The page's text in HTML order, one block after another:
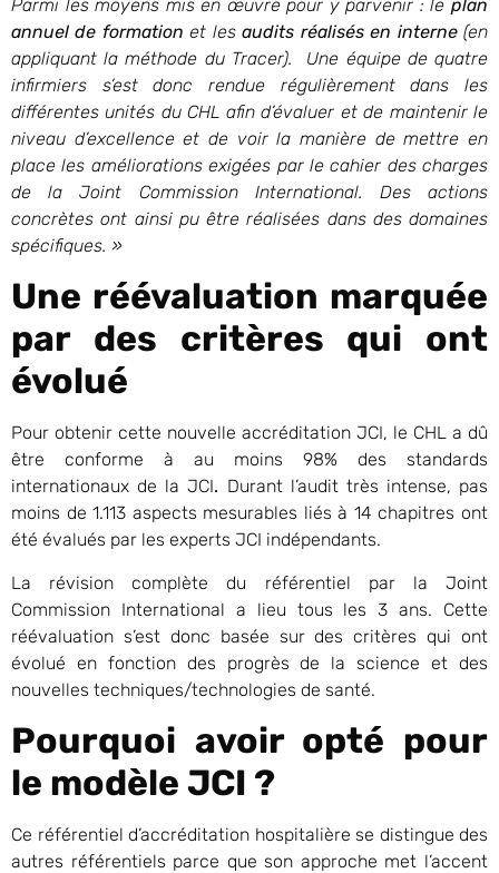
Parmi les moyens mis en œuvre pour y parvenir : le plan
annuel de formationet lesaudits réalisés en interne(en
appliquant la méthode du Tracer). Une équipe de quatre
infirmiers s’est donc rendue régulièrement dans les
différentes unités du CHL afin d’évaluer et de maintenir le
niveau d’excellence et de voir la manière de mettre en
place les améliorations exigées par le cahier des charges
de la Joint Commission International. Des actions
concrètes ont ainsi pu être réalisées dans des domaines
spécifiques. »
Une réévaluation marquée
par des critères qui ont
évolué
Pour obtenir cette nouvelle accréditation JCI, le CHL a dû
être conforme à au moins 98% des standards
internationaux de la JCI. Durant l’audit très intense, pas
moins de 1.113 aspects mesurables liés à 14 chapitres ont
été évalués par les experts JCI indépendants.
La révision complète du référentiel par la Joint
Commission International a lieu tous les 3 ans. Cette
réévaluation s’est donc basée sur des critères qui ont
évolué en fonction des progrès de la science et des
nouvelles techniques/technologies de santé.
Pourquoi avoir opté pour
le modèle JCI ?
Ce référentiel d’accréditation hospitalière se distingue des
autres référentiels parce que son approche met l’accent